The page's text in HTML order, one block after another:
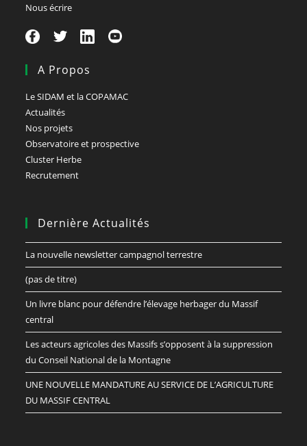
Nous écrire
A Propos
Le SIDAM et la COPAMAC
Actualités
Nos projets
Observatoire et prospective
Cluster Herbe
Recrutement
Dernière Actualités
La nouvelle newsletter campagnol terrestre
(pas de titre)
Un livre blanc pour défendre l’élevage herbager du Massif
central
Les acteurs agricoles des Massifs s’opposent à la suppression
du Conseil National de la Montagne
UNE NOUVELLE MANDATURE AU SERVICE DE L’AGRICULTURE
DU MASSIF CENTRAL